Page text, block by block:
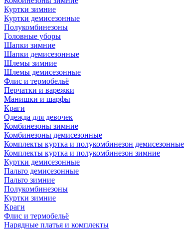
Куртки зимние
Куртки демисезонные
Полукомбинезоны
Головные уборы
Шапки зимние
Шапки демисезонные
Шлемы зимние
Шлемы демисезонные
Флис и термобельё
Перчатки и варежки
Манишки и шарфы
Краги
Одежда для девочек
Комбинезоны зимние
Комбинезоны демисезонные
Комплекты куртка и полукомбинезон демисезонные
Комплекты куртка и полукомбинезон зимние
Куртки демисезонные
Пальто демисезонные
Пальто зимние
Полукомбинезоны
Куртки зимние
Краги
Флис и термобельё
Нарядные платья и комплекты